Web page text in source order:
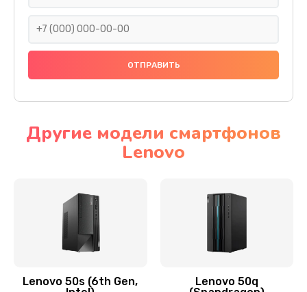
Замена тачскрина
Замена разъема питания
Замена мультиконтроллера
Заказать
Другие модели смартфонов
Lenovo
Lenovo 50s (6th Gen,
Lenovo 50q